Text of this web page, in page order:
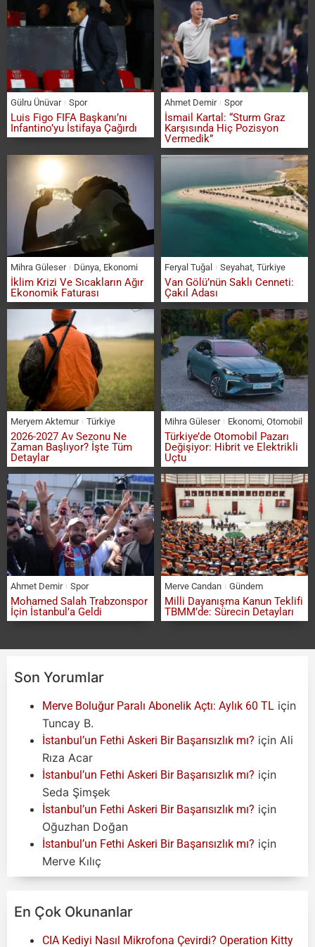
Gülru Ünüvar Spor
Luis Figo FIFA Başkanı’nı
Infantino’yu İstifaya Çağırdı
Ahmet Demir Spor
İsmail Kartal: “Sturm Graz
Karşısında Hiç Pozisyon
Vermedik”
Mihra Güleser Dünya, Ekonomi
İklim Krizi Ve Sıcakların Ağır
Ekonomik Faturası
Feryal Tuğal Seyahat, Türkiye
Van Gölü’nün Saklı Cenneti:
Çakıl Adası
Meryem Aktemur Türkiye
2026-2027 Av Sezonu Ne
Zaman Başlıyor? İşte Tüm
Detaylar
Mihra Güleser Ekonomi, Otomobil
Türkiye’de Otomobil Pazarı
Değişiyor: Hibrit ve Elektrikli
Uçtu
Ahmet Demir Spor
Mohamed Salah Trabzonspor
İçin İstanbul’a Geldi
Merve Candan Gündem
Milli Dayanışma Kanun Teklifi
TBMM’de: Sürecin Detayları
Son Yorumlar
Merve Boluğur Paralı Abonelik Açtı: Aylık 60 TL için
Tuncay B.
İstanbul’un Fethi Askeri Bir Başarısızlık mı? için Ali
Rıza Acar
İstanbul’un Fethi Askeri Bir Başarısızlık mı? için
Seda Şimşek
İstanbul’un Fethi Askeri Bir Başarısızlık mı? için
Oğuzhan Doğan
İstanbul’un Fethi Askeri Bir Başarısızlık mı? için
Merve Kılıç
En Çok Okunanlar
CIA Kediyi Nasıl Mikrofona Çevirdi? Operation Kitty